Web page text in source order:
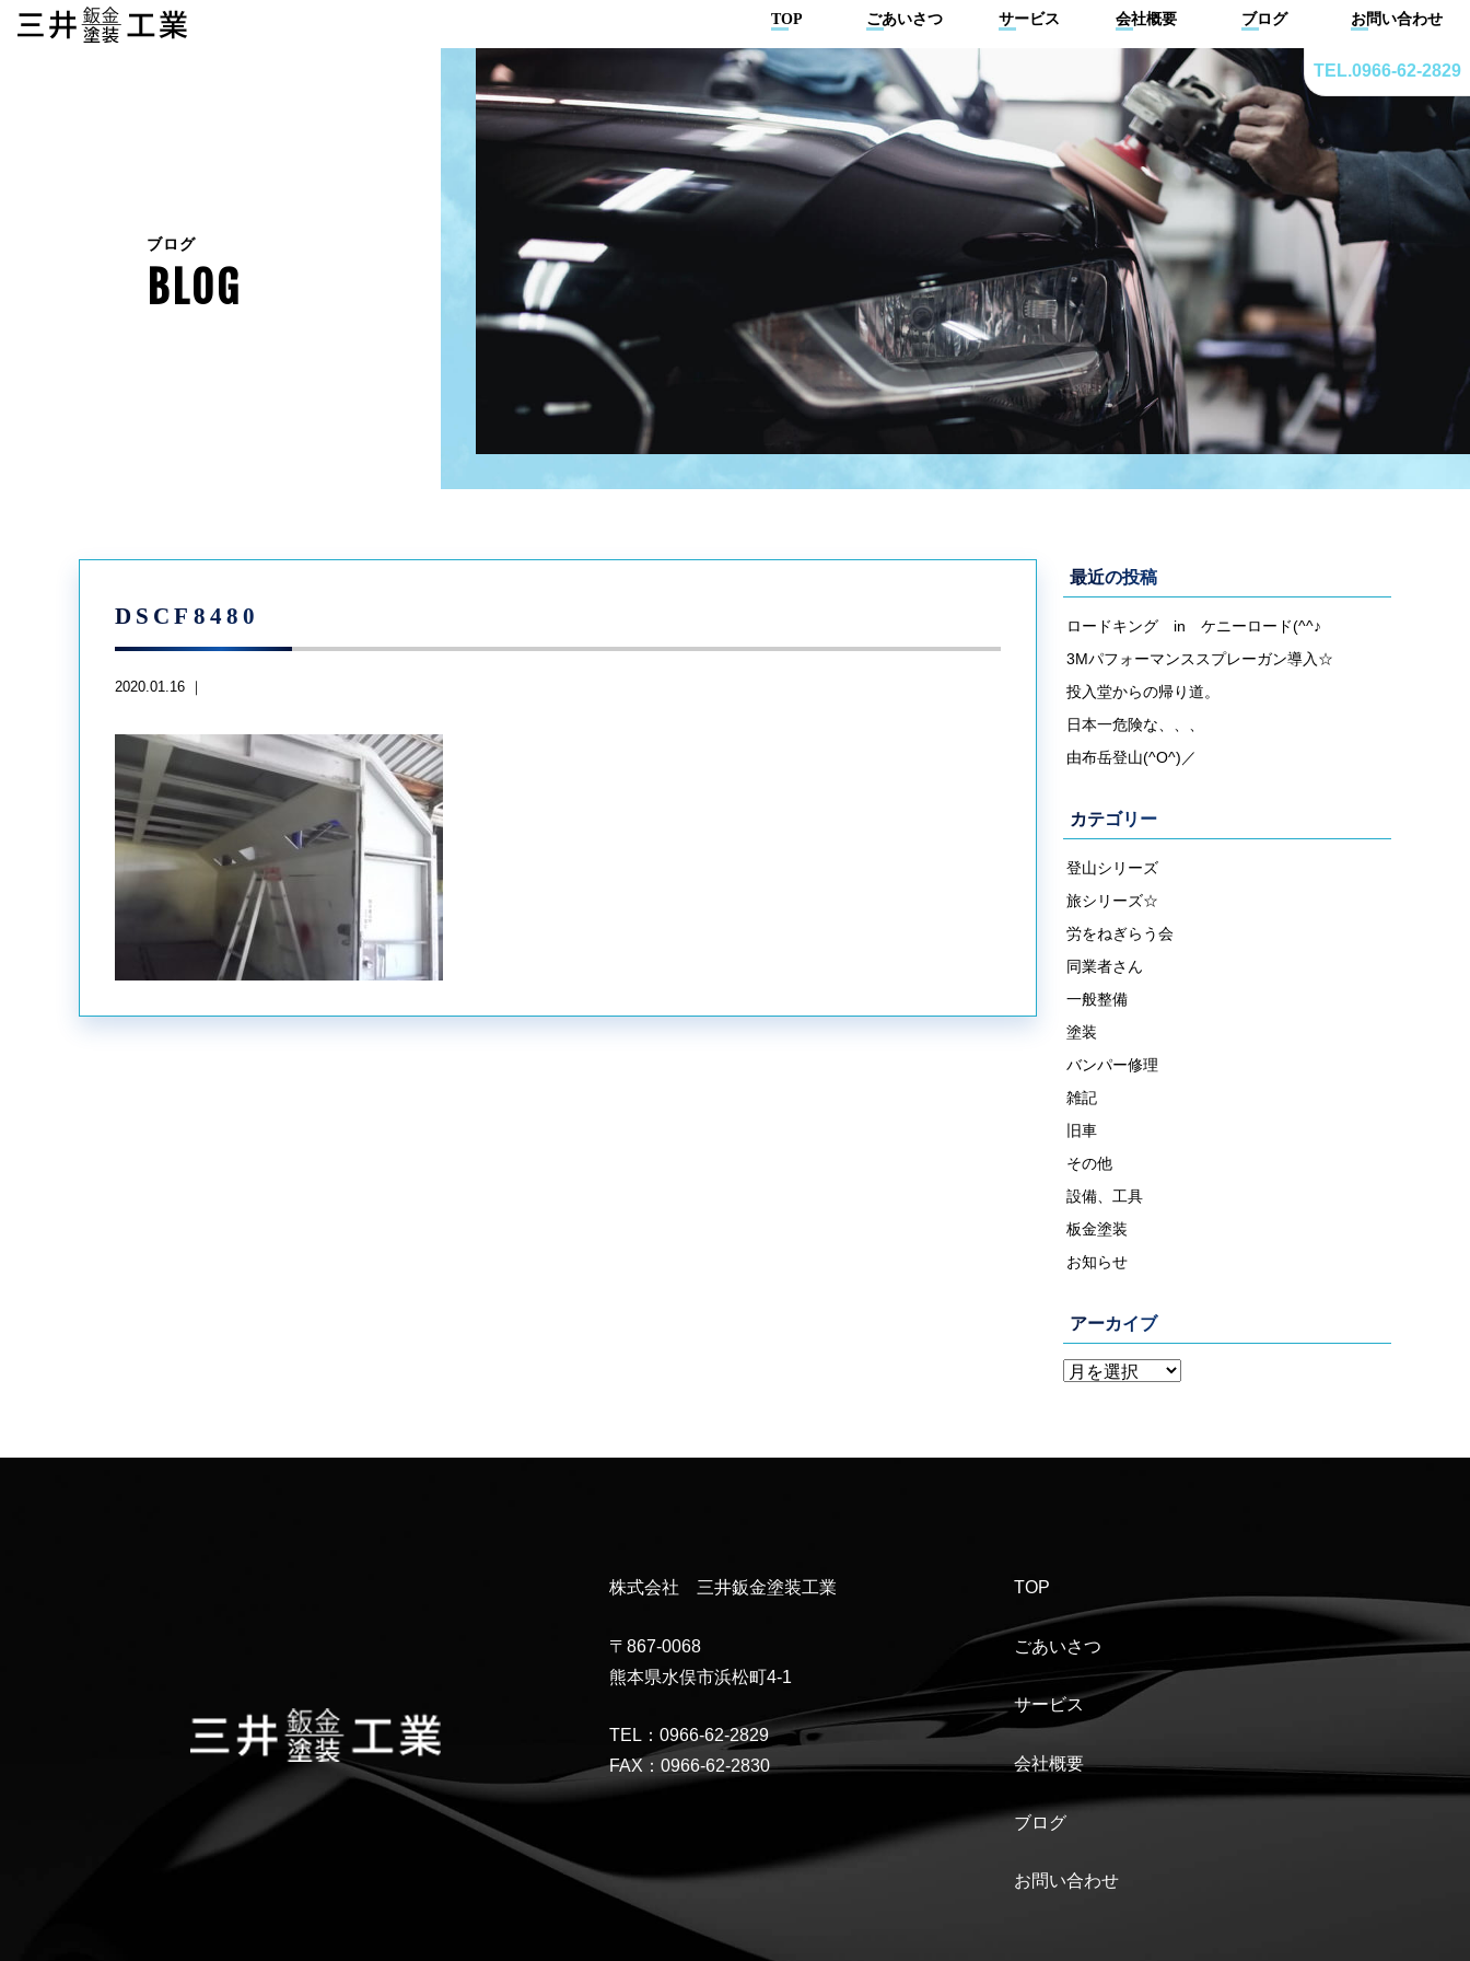
TEL.0966-62-2829
TOP ごあいさつ サービス 会社概要 ブログ お問い合わせ
ブログ
BLOG
DSCF8480
2020.01.16 ｜
最近の投稿
ロードキング in ケニーロード(^^♪
3Mパフォーマンススプレーガン導入☆
投入堂からの帰り道。
日本一危険な、、、
由布岳登山(^O^)／
カテゴリー
登山シリーズ
旅シリーズ☆
労をねぎらう会
同業者さん
一般整備
塗装
バンパー修理
雑記
旧車
その他
設備、工具
板金塗装
お知らせ
アーカイブ
株式会社 三井鈑金塗装工業
〒867-0068
熊本県水俣市浜松町4-1
TEL：0966-62-2829
FAX：0966-62-2830
TOP
ごあいさつ
サービス
会社概要
ブログ
お問い合わせ